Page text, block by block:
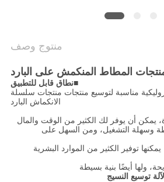
منتوج وصف
المطاط المنكمش على البارد
■نطاق قابل للتطبيق
مناسبة لتوسيع منتجات منتجات سلسلة
الانكماش البارد
يمكن أن يوفر لك الكثير من الوقت والمال
وسهلة التشغيل، ومن السهل على
يمكنها توفير الكثير من الموارد البشرية
ولها أيضًا بنية بسيطة
توسيع النسيج